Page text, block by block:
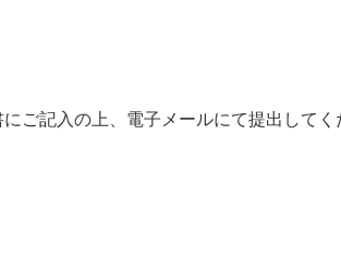
ご記入の上、電子メールにて提出してく